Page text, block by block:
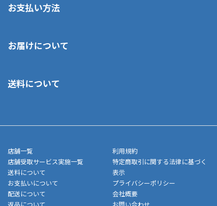
お支払い方法
いいただくことはできません。ご了承ください。
■代金引換(代引)※手数料がかかります
■商品によっては一部決済方法が使用できない場合がございま
す。
お届けについて
ご注文が確認出来次第、1～4営業日に発送いたします。「お取り
業日にてお引渡しとなります。(離島などの場合、例外もあります)
メーカー直送品など一部商品については、その他商品との購入に
制限がかかる場合がございます。また発送日についても、通常と
異なる場合がございます。対象商品の説明ページをご確認くださ
い。
■店舗受取をご選択いただいた場合
送料について
店舗一覧
店舗受取サービス実施一覧
送料について
お支払いについて
配送について
利用規約
特定商取引に関する法律に基づく
表示
プライバシーポリシー
会社概要